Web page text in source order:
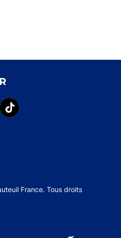
France. Tous droits